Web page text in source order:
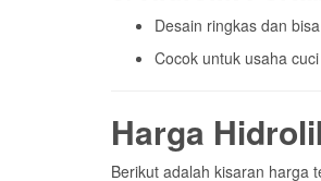
Jenis
Hidrolik Motor 3 inc + Meja +